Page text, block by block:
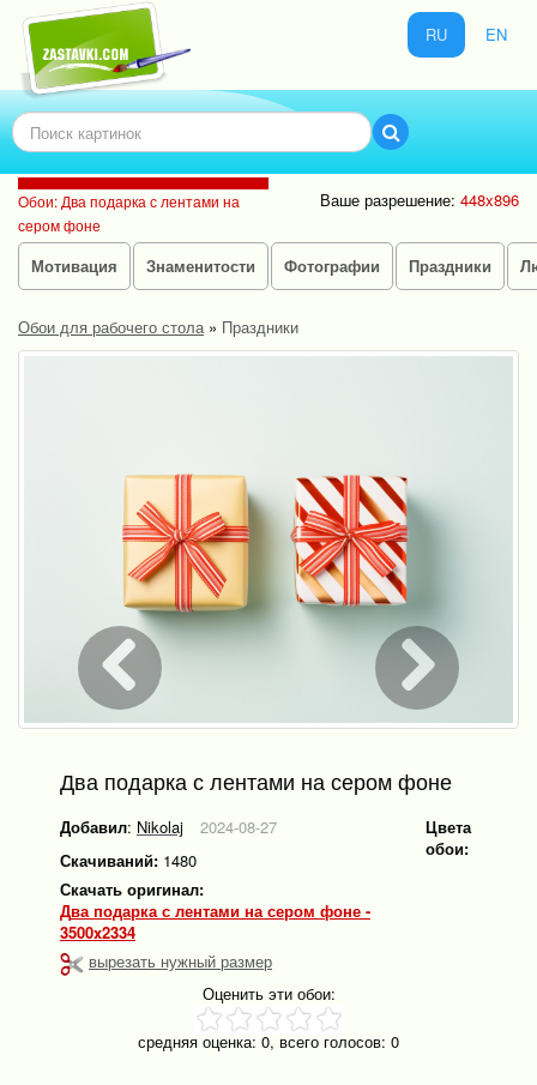
RU EN
Обои: Два подарка с лентами на
сером фоне
Ваше разрешение: 448x896
Мотивация Знаменитости Фотографии Праздники
Обои для рабочего стола» Праздники
Два подарка с лентами на сером фоне
Добавил: Nikolaj
2024-08-27
Скачиваний: 1480
Скачать оригинал:
Два подарка с лентами на сером фоне -
3500x2334
вырезать нужный размер
Цвета
обои:
Оценить эти обои:
средняя оценка: 0, всего голосов: 0